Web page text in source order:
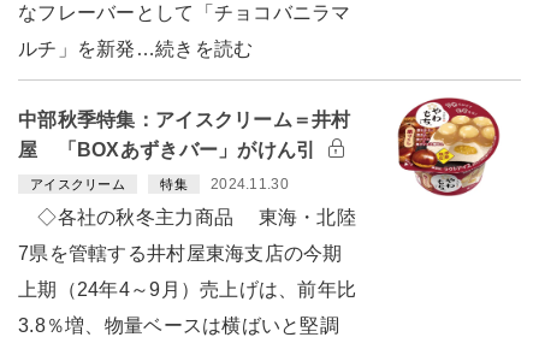
なフレーバーとして「チョコバニラマ
ルチ」を新発…続きを読む
中部秋季特集：アイスクリーム＝井村
屋 「BOXあずきバー」がけん引
アイスクリーム 特集 2024.11.30
◇各社の秋冬主力商品 東海・北陸
7県を管轄する井村屋東海支店の今期
上期（24年4～9月）売上げは、前年比
3.8％増、物量ベースは横ばいと堅調